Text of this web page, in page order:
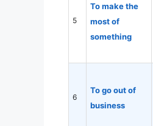
5
To make the
most of
something
6
To go out of
business